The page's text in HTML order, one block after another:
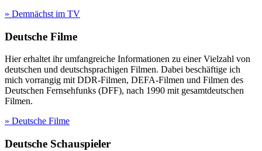
» Demnächst im TV
Deutsche Filme
Hier erhaltet ihr umfangreiche Informationen zu einer Vielzahl von
deutschen und deutschsprachigen Filmen. Dabei beschäftige ich
mich vorrangig mit DDR-Filmen, DEFA-Filmen und Filmen des
Deutschen Fernsehfunks (DFF), nach 1990 mit gesamtdeutschen
Filmen.
» Deutsche Filme
Deutsche Schauspieler